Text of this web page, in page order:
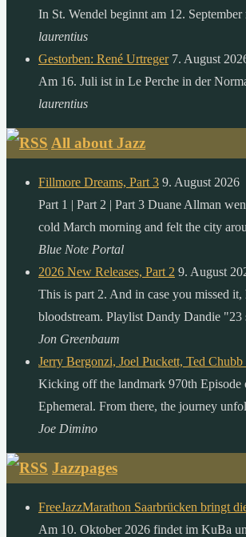
gerhard
desertec
foundation
In St. Wendel beginnt am 12.
laurentius
Gestorben: René Urtreger 7. August
Am 16. Juli ist in Le Perche in der
laurentius
All about Jazz
Fillmore Dreams, Part 3 9. August 2026
Part 1 | Part 2 | Part 3 Duane Allman
cold March morning and felt the city
Blue Note Portal
2026 New Releases, Part 2 9. August
This is part 2. And in case you missed
bloodstream. Playlist Dandy Dandie
Jon Greenbaum
Jerry Bergonzi, Joel Puckett, Ted
Kicking off the landmark 970th Episode
Ephemeral. From there, the journey
Joe Dimino
Jazzpages
FreeJazzMarathon Saarbrücken bringt
Am 10. Oktober 2026 findet im KuBa